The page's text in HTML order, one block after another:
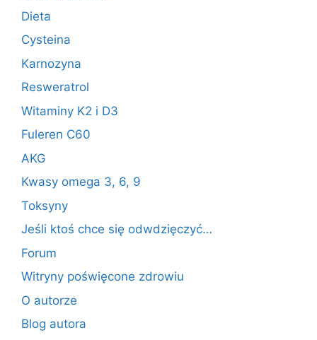
Dieta
Cysteina
Karnozyna
Resweratrol
Witaminy K2 i D3
Fuleren C60
AKG
Kwasy omega 3, 6, 9
Toksyny
Jeśli ktoś chce się odwdzięczyć…
Forum
Witryny poświęcone zdrowiu
O autorze
Blog autora